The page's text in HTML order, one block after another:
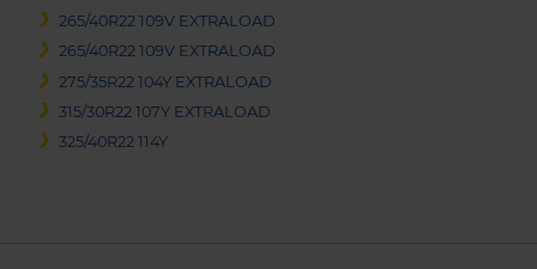
265/40R22 109V EXTRALOAD
265/40R22 109V EXTRALOAD
275/35R22 104Y EXTRALOAD
315/30R22 107Y EXTRALOAD
325/40R22 114Y